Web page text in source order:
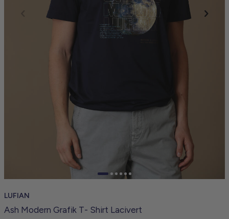
LUFIAN
Ash Modern Grafik T- Shirt Lacivert